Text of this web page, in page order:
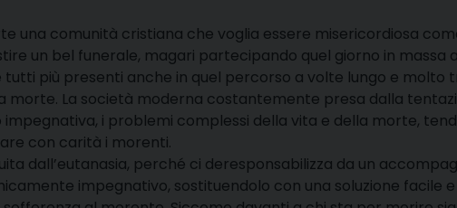
una comunità cristiana che voglia essere misericordiosa
un bel funerale, magari partecipando quel giorno in massa
più presenti anche in quel percorso a volte lungo e molto
La società moderna costantemente presa dalla
i problemi complessi della vita e della morte,
con carità i morenti.
dall’eutanasia, perché ci deresponsabilizza da un
impegnativo, sostituendolo con una soluzione facile